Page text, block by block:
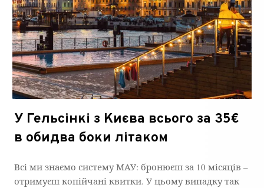
У Гельсінкі з Києва всього за 35€
в обидва боки літаком
Всі ми знаємо систему МАУ: бронюєш за 10 місяців –
отримуєш копійчані квитки. У цьому випадку так